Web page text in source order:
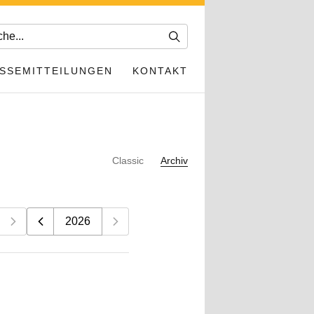
KONTAKT
Classic Archiv